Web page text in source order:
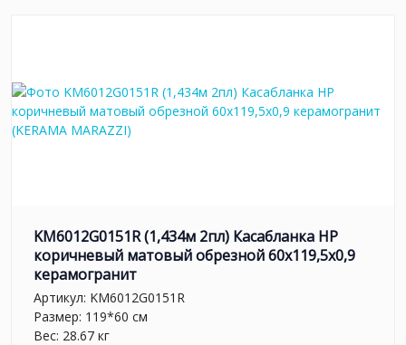
KM6012G0151R (1,434м 2пл) Касабланка HP
коричневый матовый обрезной 60x119,5x0,9
керамогранит
Артикул: KM6012G0151R
Размер: 119*60 см
Вес: 28.67 кг